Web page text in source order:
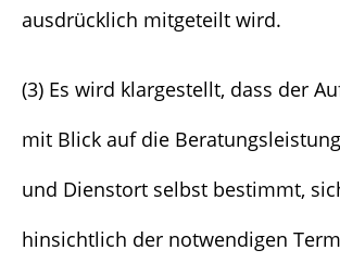
ausdrücklich mitgeteilt wird.
(3) Es wird klargestellt, dass der
mit Blick auf die
und Dienstort selbst bestimmt,
hinsichtlich der notwendigen